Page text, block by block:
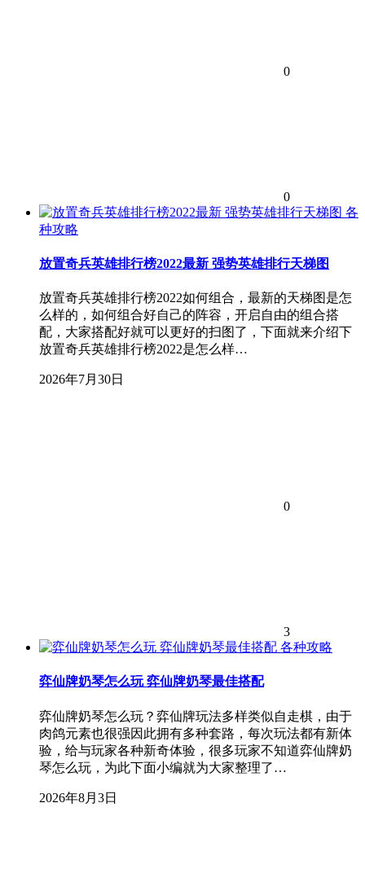
0
0
各
种攻略
放置奇兵英雄排行榜2022最新 强势英雄排行天梯图
放置奇兵英雄排行榜2022如何组合，最新的天梯图是怎
么样的，如何组合好自己的阵容，开启自由的组合搭
配，大家搭配好就可以更好的扫图了，下面就来介绍下
放置奇兵英雄排行榜2022是怎么样…
2026年7月30日
0
3
各种攻略
弈仙牌奶琴怎么玩 弈仙牌奶琴最佳搭配
弈仙牌奶琴怎么玩？弈仙牌玩法多样类似自走棋，由于
肉鸽元素也很强因此拥有多种套路，每次玩法都有新体
验，给与玩家各种新奇体验，很多玩家不知道弈仙牌奶
琴怎么玩，为此下面小编就为大家整理了…
2026年8月3日